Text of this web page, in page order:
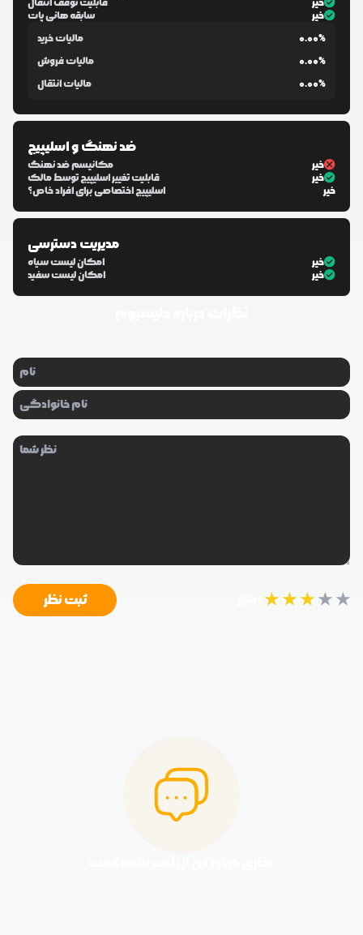
سابقه هانی پات
خیر
مالیات خرید
0.00%
مالیات فروش
0.00%
مالیات انتقال
0.00%
ضد نهنگ و اسلیپیج
مکانیسم ضد نهنگ
خیر
قابلیت تغییر اسلیپیج توسط مالک
خیر
اسلیپیج اختصاصی برای افراد خاص؟
خیر
مدیریت دسترسی
امکان لیست سیاه
خیر
امکان لیست سفید
خیر
★★★★★ ثبت نظر